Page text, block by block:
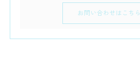
お問い合わせはこちら